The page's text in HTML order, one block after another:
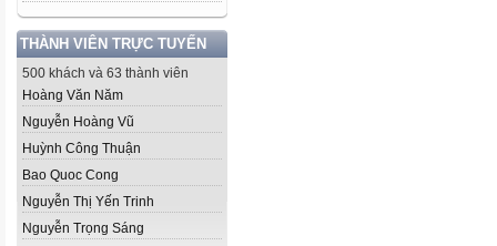
THÀNH VIÊN TRỰC TUYẾN
500 khách và 63 thành viên
Hoàng Văn Năm
Nguyễn Hoàng Vũ
Huỳnh Công Thuận
Bao Quoc Cong
Nguyễn Thị Yến Trinh
Nguyễn Trọng Sáng